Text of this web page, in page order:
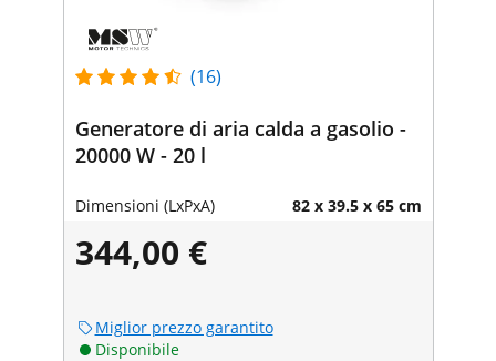
(16)
Generatore di aria calda a gasolio -
20000 W - 20 l
Dimensioni (LxPxA) 82 x 39.5 x 65 cm
344,00 €
Miglior prezzo garantito
Disponibile